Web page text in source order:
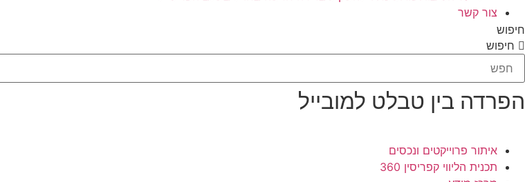
צור קשר
חיפוש
חיפוש
הפרדה בין טבלט למובייל
איתור פרוייקטים ונכסים
תכנית הליווי קפריסין 360